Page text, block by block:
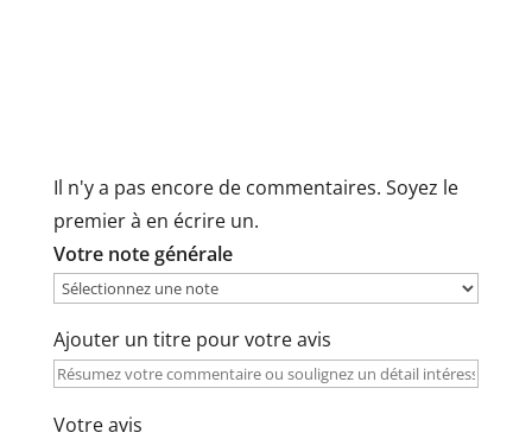
Il n'y a pas encore de commentaires. Soyez le
premier à en écrire un.
Votre note générale
Ajouter un titre pour votre avis
Votre avis